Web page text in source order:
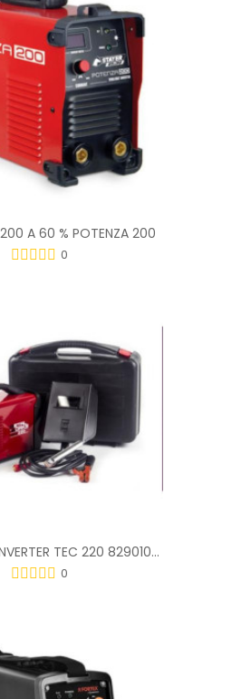
A 60 % POTENZA 200
0
SOLDADORA INVERTER TEC 220 829010220
0